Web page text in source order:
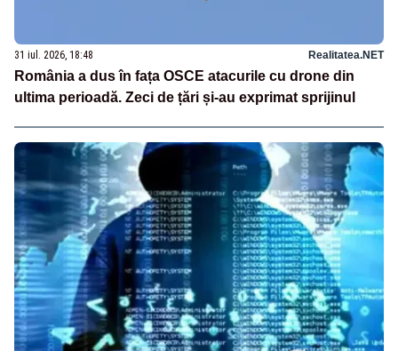
31 iul. 2026, 18:48 Realitatea.NET
România a dus în fața OSCE atacurile cu drone din
ultima perioadă. Zeci de țări și-au exprimat sprijinul